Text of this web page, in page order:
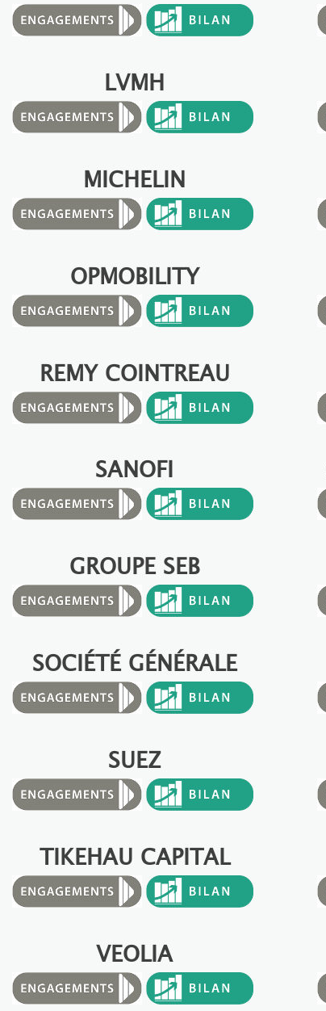
LVMH
MICHELIN
OPMOBILITY
REMY COINTREAU
SANOFI
GROUPE SEB
SOCIÉTÉ GÉNÉRALE
SUEZ
TIKEHAU CAPITAL
VEOLIA